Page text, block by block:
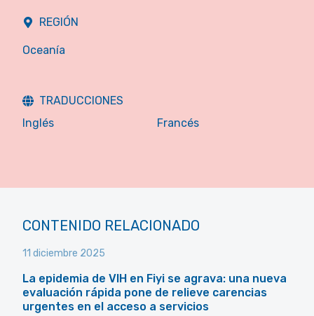
REGIÓN
Oceanía
TRADUCCIONES
Inglés
Francés
CONTENIDO RELACIONADO
11 diciembre 2025
La epidemia de VIH en Fiyi se agrava: una nueva
evaluación rápida pone de relieve carencias
urgentes en el acceso a servicios